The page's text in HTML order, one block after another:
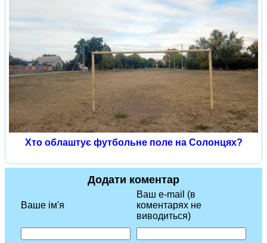
Хто облаштує футбольне поле на Солонцях?
Додати коментар
Ваше ім'я
Ваш e-mail (в
коментарях не
виводиться)